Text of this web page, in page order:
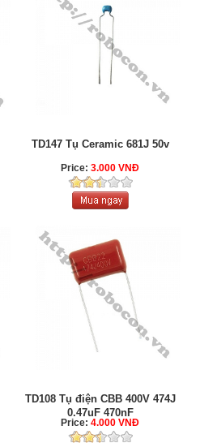
TD147 Tụ Ceramic 681J 50v
Price:3.000 VNĐ
TD108 Tụ điện CBB 400V 474J
0.47uF 470nF
Price:4.000 VNĐ